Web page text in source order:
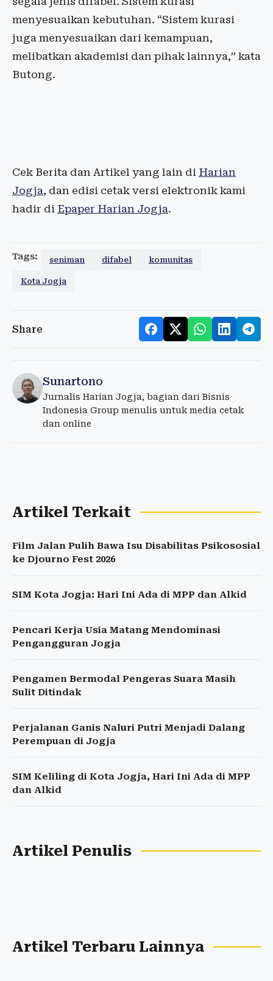
menyesuaikan kebutuhan. “Sistem kurasi
juga menyesuaikan dari kemampuan,
melibatkan akademisi dan pihak lainnya,” kata
Butong.
Cek Berita dan Artikel yang lain di Harian
Jogja, dan edisi cetak versi elektronik kami
hadir di Epaper Harian Jogja.
Tags: seniman difabel komunitas
Kota Jogja
Share
Sunartono
Jurnalis Harian Jogja, bagian dari Bisnis
Indonesia Group menulis untuk media cetak
dan online
Artikel Terkait
Film Jalan Pulih Bawa Isu Disabilitas Psikososial
ke Djourno Fest 2026
SIM Kota Jogja: Hari Ini Ada di MPP dan Alkid
Pencari Kerja Usia Matang Mendominasi
Pengangguran Jogja
Pengamen Bermodal Pengeras Suara Masih
Sulit Ditindak
Perjalanan Ganis Naluri Putri Menjadi Dalang
Perempuan di Jogja
SIM Keliling di Kota Jogja, Hari Ini Ada di MPP
dan Alkid
Artikel Penulis
Artikel Terbaru Lainnya